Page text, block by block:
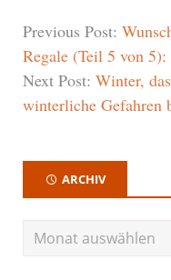
Previous Post:
Regale (Teil 5 von
Next Post: Winter,
winterliche Gefahren
ARCHIV